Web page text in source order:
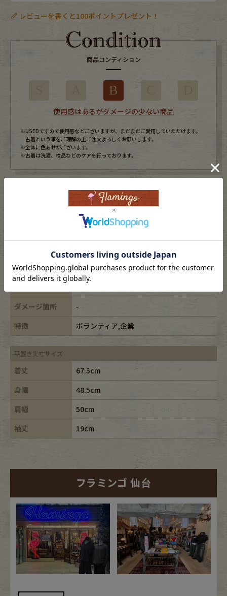
レビューを書くと100ポイントプレゼント！
商品コンディション
B
使用感はあるがダメージの少ない商品
※USEDですので使用感などございますが、まだまだご愛用していただけます。
古着という事をご理解の上ご注文よろしくお願いします。
※全体に色あせがございます。
※古着は洗濯、検品などのケアを行っております。
L
Hanes/ヘインズ
年代
90s
ダメージ箇所
-
特徴
ボランティア,企業
平置き実寸サイズ
着丈
67.5cm
身幅
48.5cm
肩幅
50cm
袖丈
19cm
フラミンゴ 仙台